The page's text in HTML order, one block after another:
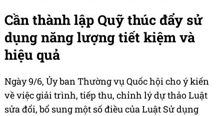
Cần thành lập Quỹ thúc đẩy sử
dụng năng lượng tiết kiệm và
hiệu quả
Ngày 9/6, Ủy ban Thường vụ Quốc hội cho ý kiến
về việc giải trình, tiếp thu, chỉnh lý dự thảo Luật
sửa đổi, bổ sung một số điều của Luật Sử dụng